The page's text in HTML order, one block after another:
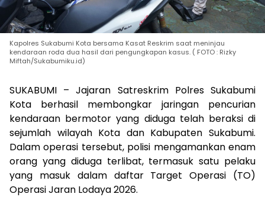
Kapolres Sukabumi Kota bersama Kasat Reskrim saat meninjau
kendaraan roda dua hasil dari pengungkapan kasus. ( FOTO : Rizky
Miftah/Sukabumiku.id)
SUKABUMI – Jajaran Satreskrim Polres Sukabumi
Kota berhasil membongkar jaringan pencurian
kendaraan bermotor yang diduga telah beraksi di
sejumlah wilayah Kota dan Kabupaten Sukabumi.
Dalam operasi tersebut, polisi mengamankan enam
orang yang diduga terlibat, termasuk satu pelaku
yang masuk dalam daftar Target Operasi (TO)
Operasi Jaran Lodaya 2026.